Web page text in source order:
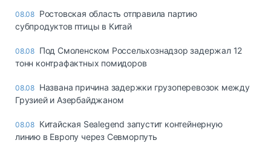
08.08 Ростовская область отправила партию
субпродуктов птицы в Китай
08.08 Под Смоленском Россельхознадзор задержал 12
тонн контрафактных помидоров
08.08 Названа причина задержки грузоперевозок между
Грузией и Азербайджаном
08.08 Китайская Sealegend запустит контейнерную
линию в Европу через Севморпуть